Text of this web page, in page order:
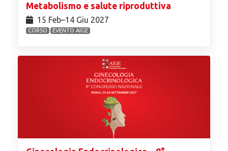
Metabolismo e salute riproduttiva
15 Feb⁠–14 Giu 2027
CORSO EVENTO AIGE